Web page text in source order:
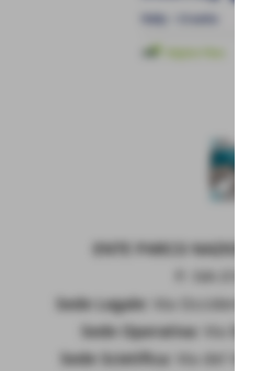
ENTE PARCO
P. IVA
Sede Legale:
Via
Sede Operativa:
Via
Sede Scietifica:
Via del